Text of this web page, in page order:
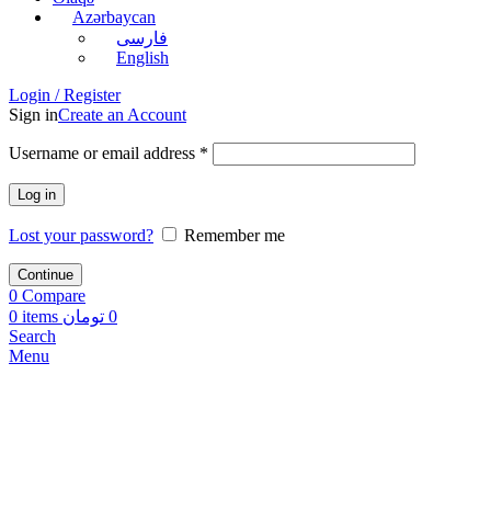
Azərbaycan
فارسی
English
Login / Register
Sign inCreate an Account
Username or email address *
Log in
Lost your password? Remember me
Continue
0 Compare
0 items 0 تومان
Search
Menu